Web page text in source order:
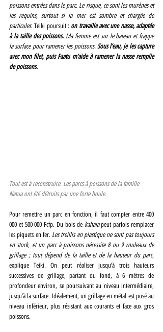
poissons entrées dans le parc. Le risque, ce sont les murènes et
les requins, surtout si la mer est sombre et chargée de
particules. Teiki poursuit : on travaille avec une nasse, adaptée
à la taille des poissons. Ma femme est sur le bateau et frappe
la surface pour ramener les poissons. Sous l’eau, je les capture
avec mon filet, puis Faatu m’aide à ramener la nasse remplie
de poissons.
Tout est à reconstruire. Les parcs à poissons de la famille
Natua ont été détruits par une forte houle.
Pour remettre un parc en fonction, il faut compter entre 400
000 et 500 000 Fcfp. Du bois de kahaia peut parfois remplacer
les piquets en fer. Les treillis en plastique ne sont pas toujours
en stock, et un parc à poissons nécessite 8 ou 9 rouleaux de
grillage ; tout dépend de la taille et de la hauteur du parc,
explique Teiki. On peut réaliser jusqu’à trois hauteurs
successives de grillage, partant du fond, à 6 mètres de
profondeur environ, se poursuivant au niveau intermédiaire,
jusqu’à la surface. Idéalement, un grillage en métal est posé au
niveau inférieur, plus résistant aux courants et face aux gros
poissons.